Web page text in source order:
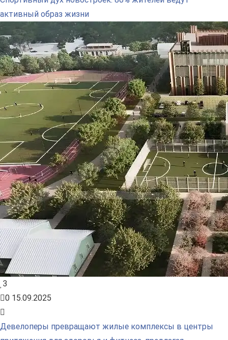
активный образ жизни
3
0 15.09.2025
Девелоперы превращают жилые комплексы в центры